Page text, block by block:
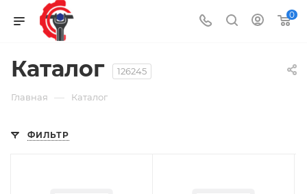
0
Каталог 126245
Главная — Каталог
ФИЛЬТР